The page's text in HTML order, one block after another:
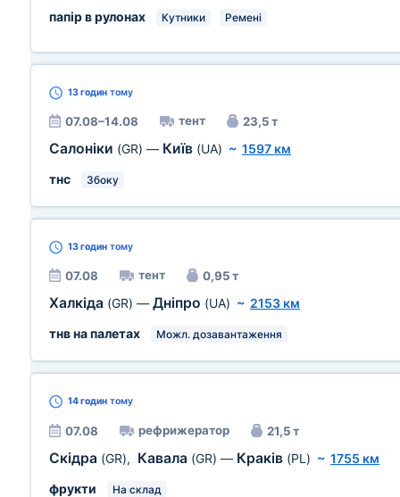
папір в рулонах
Кутники Ремені
13 годин тому
07.08–14.08 тент 23,5 т
Салоніки (GR) — Київ (UA) ~ 1597 км
тнс
Збоку
13 годин тому
07.08 тент 0,95 т
Халкіда (GR) — Дніпро (UA) ~ 2153 км
тнв на палетах
Можл. дозавантаження
14 годин тому
07.08 рефрижератор 21,5 т
Скідра (GR), Кавала (GR) — Краків (PL) ~ 1755 км
фрукти
На склад